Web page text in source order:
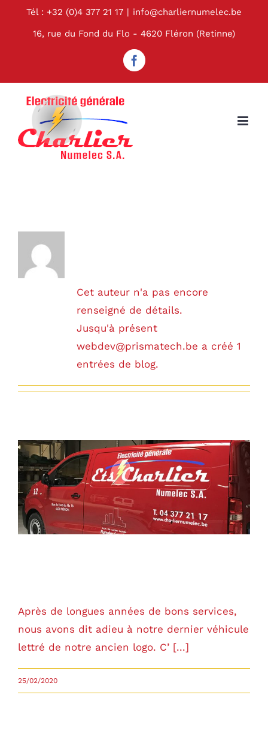
PasserTél : +32 (0)4 377 21 17 | info@charliernumelec.be
16, rue du Fond du Flo - 4620 Fléron (Retinne)
Facebook
Cet auteur n'a pas encore
renseigné de détails.
Jusqu'à présent
webdev@prismatech.be a créé 1
entrées de blog.
Après de longues années de bons services,
nous avons dit adieu à notre dernier véhicule
lettré de notre ancien logo. C’ [...]
25/02/2020